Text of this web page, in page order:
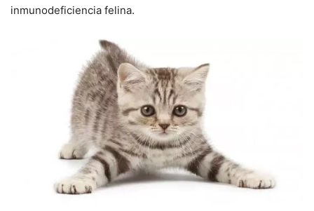
inmunodeficiencia felina.